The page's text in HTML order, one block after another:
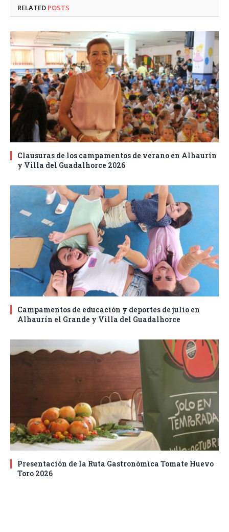
RELATED POSTS
Clausuras de los campamentos de verano en Alhaurín
y Villa del Guadalhorce 2026
Campamentos de educación y deportes de julio en
Alhaurín el Grande y Villa del Guadalhorce
Presentación de la Ruta Gastronómica Tomate Huevo
Toro 2026